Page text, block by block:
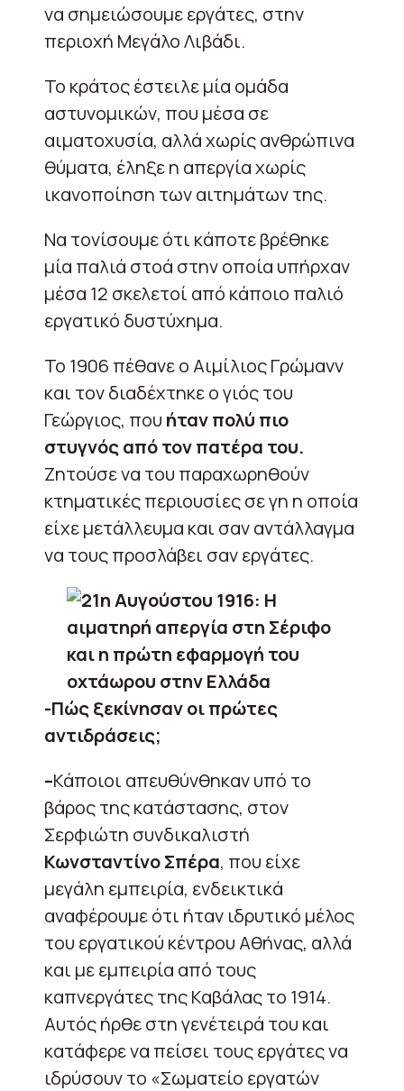
να σημειώσουμε εργάτες, στην
περιοχή Μεγάλο Λιβάδι.
Το κράτος έστειλε μία ομάδα
αστυνομικών, που μέσα σε
αιματοχυσία, αλλά χωρίς ανθρώπινα
θύματα, έληξε η απεργία χωρίς
ικανοποίηση των αιτημάτων της.
Να τονίσουμε ότι κάποτε βρέθηκε
μία παλιά στοά στην οποία υπήρχαν
μέσα 12 σκελετοί από κάποιο παλιό
εργατικό δυστύχημα.
Το 1906 πέθανε ο Αιμίλιος Γρώμανν
και τον διαδέχτηκε ο γιός του
Γεώργιος, που ήταν πολύ πιο
στυγνός από τον πατέρα του.
Ζητούσε να του παραχωρηθούν
κτηματικές περιουσίες σε γη η οποία
είχε μετάλλευμα και σαν αντάλλαγμα
να τους προσλάβει σαν εργάτες.
-Πώς ξεκίνησαν οι πρώτες
αντιδράσεις;
–Κάποιοι απευθύνθηκαν υπό το
βάρος της κατάστασης, στον
Σερφιώτη συνδικαλιστή
Κωνσταντίνο Σπέρα, που είχε
μεγάλη εμπειρία, ενδεικτικά
αναφέρουμε ότι ήταν ιδρυτικό μέλος
του εργατικού κέντρου Αθήνας, αλλά
και με εμπειρία από τους
καπνεργάτες της Καβάλας το 1914.
Αυτός ήρθε στη γενέτειρά του και
κατάφερε να πείσει τους εργάτες να
ιδρύσουν το «Σωματείο εργατών